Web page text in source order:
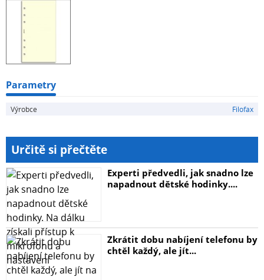
Parametry
Výrobce Filofax
Určitě si přečtěte
Experti předvedli, jak snadno lze
napadnout dětské hodinky....
Zkrátit dobu nabíjení telefonu by
chtěl každý, ale jít...